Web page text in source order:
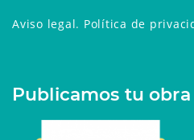
Aviso legal. Política de
Publicamos tu obra